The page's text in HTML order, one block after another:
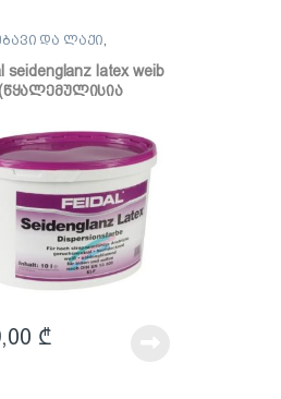
და ლაქი,
seidenglanz latex weib
(წყალემულისია
₾